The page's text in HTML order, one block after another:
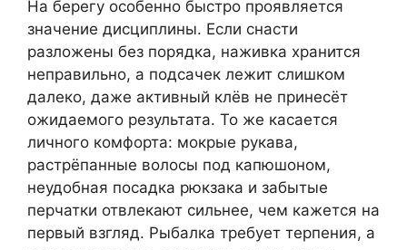
На берегу особенно быстро проявляется
значение дисциплины. Если снасти
разложены без порядка, наживка хранится
неправильно, а подсачек лежит слишком
далеко, даже активный клёв не принесёт
ожидаемого результата. То же касается
личного комфорта: мокрые рукава,
растрёпанные волосы под капюшоном,
неудобная посадка рюкзака и забытые
перчатки отвлекают сильнее, чем кажется на
первый взгляд. Рыбалка требует терпения, а